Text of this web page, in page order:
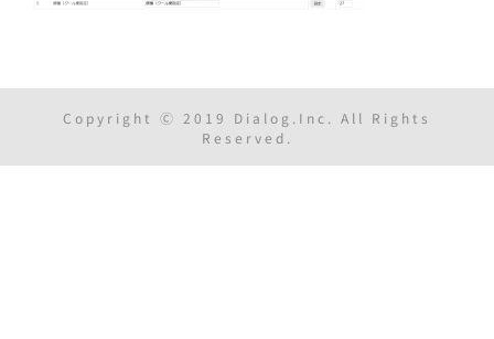
Copyright Ⓒ 2019 Dialog.Inc. All Rights
Reserved.